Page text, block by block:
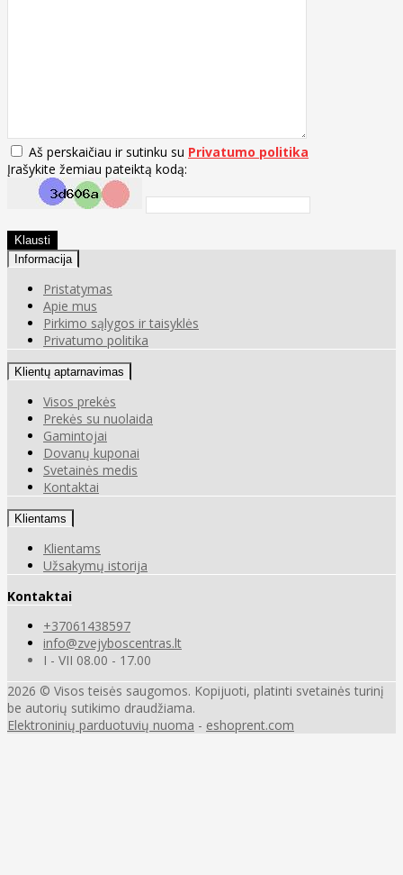
Aš perskaičiau ir sutinku su Privatumo politika
Įrašykite žemiau pateiktą kodą:
Klausti
Informacija
Pristatymas
Apie mus
Pirkimo sąlygos ir taisyklės
Privatumo politika
Klientų aptarnavimas
Visos prekės
Prekės su nuolaida
Gamintojai
Dovanų kuponai
Svetainės medis
Kontaktai
Klientams
Klientams
Užsakymų istorija
Kontaktai
+37061438597
info@zvejyboscentras.lt
I - VII 08.00 - 17.00
2026 © Visos teisės saugomos. Kopijuoti, platinti svetainės turinį
be autorių sutikimo draudžiama.
Elektroninių parduotuvių nuoma - eshoprent.com